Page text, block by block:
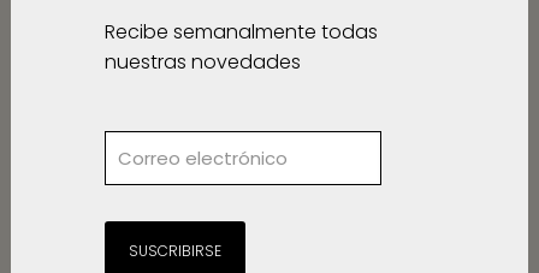
Recibe semanalmente todas
nuestras novedades
SUSCRIBIRSE